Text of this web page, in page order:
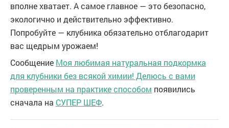
вполне хватает. А самое главное — это безопасно,
экологично и действительно эффективно.
Попробуйте — клубника обязательно отблагодарит
вас щедрым урожаем!
Сообщение Моя любимая натуральная подкормка
для клубники без всякой химии! Делюсь с вами
проверенным на практике способом появились
сначала на СУПЕР ШЕФ.